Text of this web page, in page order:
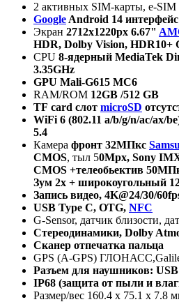
2 активных SIM-карты, e-SIM
Google Android 14 интерфейс
Экран 2712х1220px 6.67"
HDR, Dolby Vision, HDR10+
CPU 8-ядерный MediaTek
3.35GHz
GPU Mali-G615 MC6
RAM/ROM 12GB /512 GB
TF card слот microSD
WiFi 6 (802.11 a/b/g/n/ac/ax/
5.4
Камера фронт 32MПкс
CMOS, тыл 50Mpx, Sony
CMOS +телеобьектив 50
Зум 2х + широкоугольный
Запись видео, 4K@24/30/60
USB Type C, OTG, NFC
G-Sensor, датчик близости,
Стереодинамики, Dolby
Сканер отпечатка пальца
GPS (A-GPS)
Разъем для наушников:
IP68 (защита от пыли и
Размер/вес 160.4 x 75.1 x 7.8